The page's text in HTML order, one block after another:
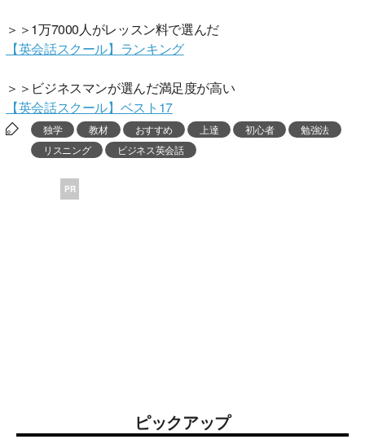
＞＞1万7000人がレッスン料で選んだ
【英会話スクール】ランキング
＞＞ビジネスマンが選んだ満足度が高い
【英会話スクール】ベスト17
独学 教材 おすすめ 上達 初心者
勉強法
リスニング
ビジネス英会話
PR
ピックアップ